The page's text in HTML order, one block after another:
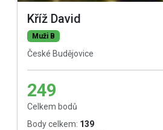
Kříž David
Muži B
České Budějovice
249
Celkem bodů
Body celkem: 139